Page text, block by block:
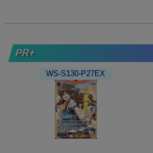
PR+
WS-S130-P27EX